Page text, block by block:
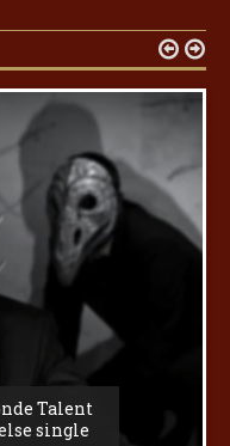
Talent
single
 